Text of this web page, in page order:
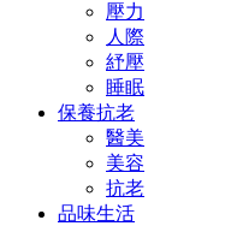
壓力
人際
紓壓
睡眠
保養抗老
醫美
美容
抗老
品味生活